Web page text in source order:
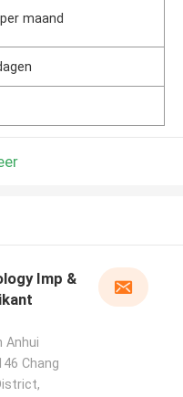
maand
Imp &
Anhui
Chang